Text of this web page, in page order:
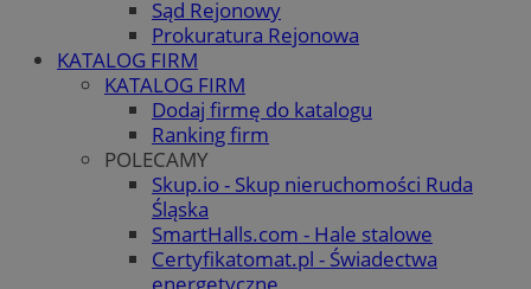
Sąd Rejonowy
Prokuratura Rejonowa
KATALOG FIRM
KATALOG FIRM
Dodaj firmę do katalogu
Ranking firm
POLECAMY
Skup.io - Skup nieruchomości Ruda
Śląska
SmartHalls.com - Hale stalowe
Certyfikatomat.pl - Świadectwa